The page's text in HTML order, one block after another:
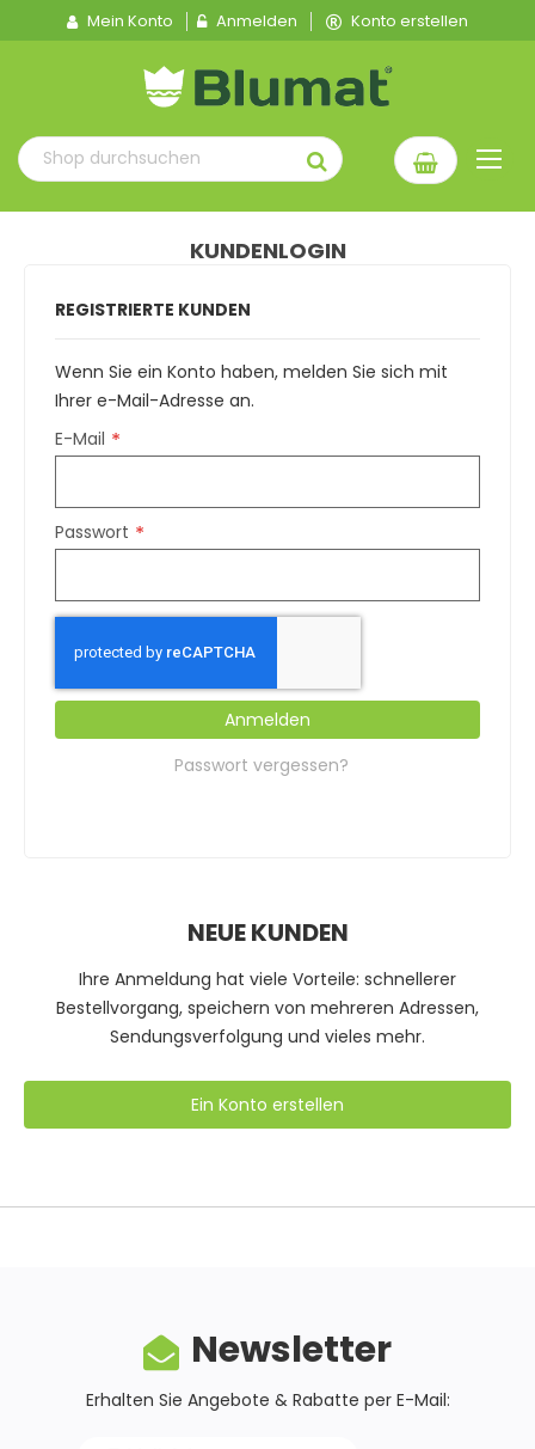
Mein Konto Anmelden Konto erstellen
KUNDENLOGIN
REGISTRIERTE KUNDEN
Wenn Sie ein Konto haben, melden Sie sich mit
Ihrer e-Mail-Adresse an.
E-Mail
Passwort
Anmelden
Passwort vergessen?
NEUE KUNDEN
Ihre Anmeldung hat viele Vorteile: schnellerer
Bestellvorgang, speichern von mehreren Adressen,
Sendungsverfolgung und vieles mehr.
Ein Konto erstellen
Newsletter
Erhalten Sie Angebote & Rabatte per E-Mail: